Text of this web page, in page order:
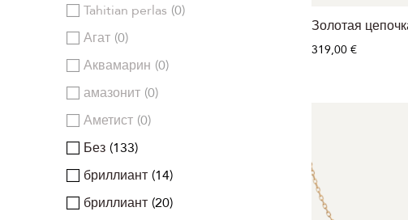
Золотая
319,00 €
Tahitian perlas 0
Агат 0
Аквамарин 0
амазонит 0
Аметист 0
Без 133
бриллиант 14
бриллиант 20